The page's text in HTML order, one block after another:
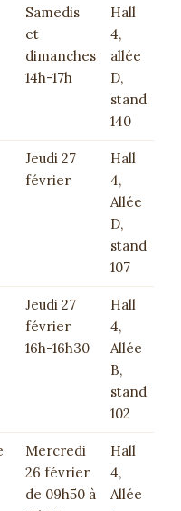
Samedis
et
dimanches
14h-17h
Hall
4,
allée
D,
stand
140
Jeudi 27
février
Hall
4,
Allée
D,
stand
107
Jeudi 27
février
16h-16h30
Hall
4,
Allée
B,
stand
102
Mercredi
26 février
de 09h50 à
Hall
4,
Allée